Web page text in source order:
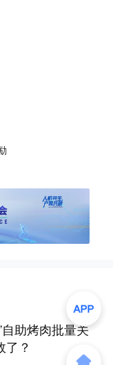
助烤肉批量关
了？